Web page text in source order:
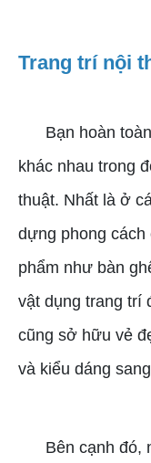
Trang trí nội
Bạn hoàn toàn
khác nhau trong
thuật. Nhất là ở
dựng phong cách
phẩm như bàn
vật dụng trang trí
cũng sở hữu vẻ
và kiểu dáng
Bên cạnh đó,